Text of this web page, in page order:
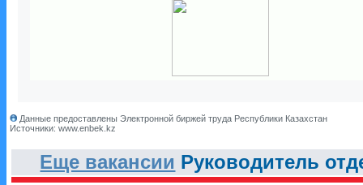
Данные предоставлены Электронной биржей труда Республики Казахстан
Источники: www.enbek.kz
Еще вакансии Руководитель